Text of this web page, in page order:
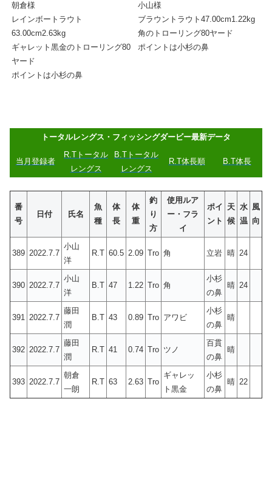
朝倉様
レインボートラウト
63.00cm2.63kg
ギャレット黒金のトローリング80
ヤード
ポイントは小杉の鼻
小山様
ブラウントラウト47.00cm1.22kg
角のトローリング80ヤード
ポイントは小杉の鼻
トータルレングス・フィッシングダービー最新データ
当月登録者
R.Tトータル
レングス
B.Tトータル
レングス
R.T体長順 B.T体長
番
号
日付 氏名
魚
種
体
長
体
重
釣
り
方
使用ルア
ー・フラ
イ
ポイ
ント
天
候
水
温
風
向
389 2022.7.7
小山
洋
R.T 60.5 2.09 Tro 角 立岩 晴 24
390 2022.7.7
小山
洋
B.T 47 1.22 Tro 角
小杉
の鼻
晴 24
391 2022.7.7
藤田
潤
B.T 43 0.89 Tro アワビ
小杉
の鼻
晴
392 2022.7.7
藤田
潤
R.T 41 0.74 Tro ツノ
百貫
の鼻
晴
393 2022.7.7
朝倉
一朗
R.T 63 2.63 Tro
ギャレッ
ト黒金
小杉
の鼻
晴 22